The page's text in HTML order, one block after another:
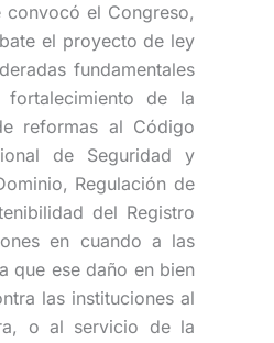
convocó el Congreso,
el proyecto de ley
fundamentales
de la
reformas al Código
de Seguridad y
Regulación de
del Registro
en cuando a las
que ese daño en bien
las instituciones al
o al servicio de la